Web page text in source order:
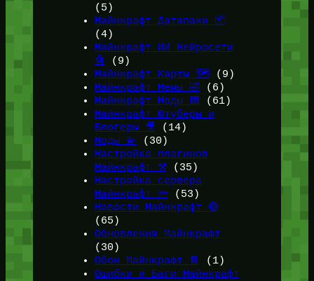
(5)
Майнкрафт Датапаки 📦
(4)
Майнкрафт ИИ Нейросети
🤖
(9)
Майнкрафт Карты 🗺️(9)
Майнкрафт Мемы 🤣 (6)
Майнкрафт Моды 🟩 (61)
Майнкрафт Ютуберы и
Блогеры 🎥
(14)
Моды 💫
(30)
Настройка плагинов
Майнкрафт ⚒️(35)
Настройка сервера
Майнкрафт 🔦 (53)
Новости Майнкрафт 🔴
(65)
Обновления Майнкрафт
(30)
Обои Майнкрафт 📔
(1)
Ошибки и Баги Майнкрафт